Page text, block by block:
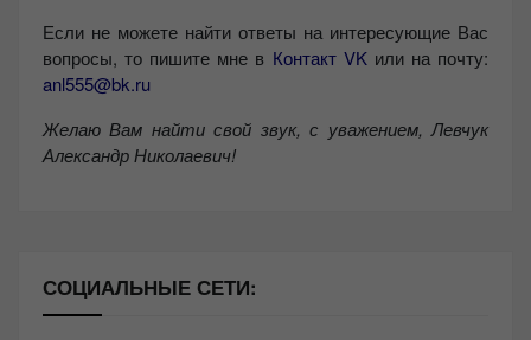
Если не можете найти ответы на интересующие Вас
вопросы, то пишите мне в Контакт VKили на почту:
anl555@bk.ru
Желаю Вам найти свой звук, с уважением, Левчук
Александр Николаевич!
СОЦИАЛЬНЫЕ СЕТИ: